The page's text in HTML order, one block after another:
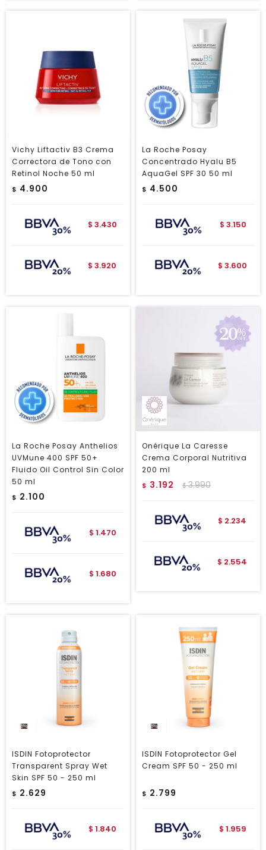
Vichy Liftactiv B3 Crema
Correctora de Tono con
Retinol Noche 50 ml
$ 4.900
$ 3.430
$ 3.920
La Roche Posay
Concentrado Hyalu B5
AquaGel SPF 30 50 ml
$ 4.500
$ 3.150
$ 3.600
La Roche Posay Anthelios
UVMune 400 SPF 50+
Fluido Oil Control Sin Color
50 ml
$ 2.100
$ 1.470
$ 1.680
Onérique La Caresse
Crema Corporal Nutritiva
200 ml
$ 3.192 $3.990
$ 2.234
$ 2.554
ISDIN Fotoprotector
Transparent Spray Wet
Skin SPF 50 - 250 ml
$ 2.629
$ 1.840
ISDIN Fotoprotector Gel
Cream SPF 50 - 250 ml
$ 2.799
$ 1.959